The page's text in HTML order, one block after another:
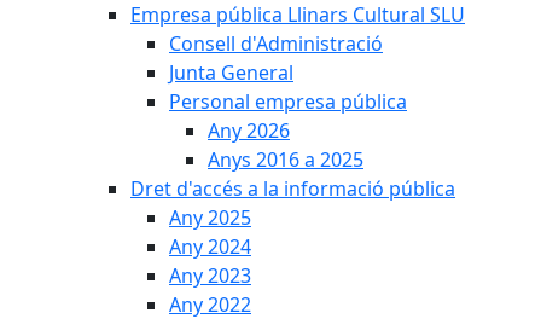
Empresa pública Llinars Cultural SLU
Consell d'Administració
Junta General
Personal empresa pública
Any 2026
Anys 2016 a 2025
Dret d'accés a la informació pública
Any 2025
Any 2024
Any 2023
Any 2022